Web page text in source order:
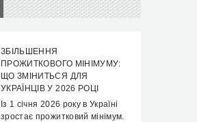
ЗБІЛЬШЕННЯ
ПРОЖИТКОВОГО МІНІМУМУ:
ЩО ЗМІНИТЬСЯ ДЛЯ
УКРАЇНЦІВ У 2026 РОЦІ
Із 1 січня 2026 року в Україні
зростає прожитковий мінімум.